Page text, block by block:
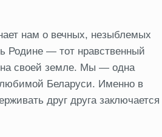
нам о вечных, незыблемых
Родине — тот нравственный
на своей земле. Мы — одна
Беларуси. Именно в
друг друга заключается